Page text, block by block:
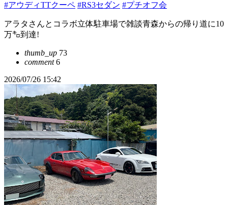
#アウディTTクーペ #RS3セダン #プチオフ会
アラタさんとコラボ立体駐車場で雑談青森からの帰り道に10
万㌔到達!
thumb_up 73
comment6
2026/07/26 15:42